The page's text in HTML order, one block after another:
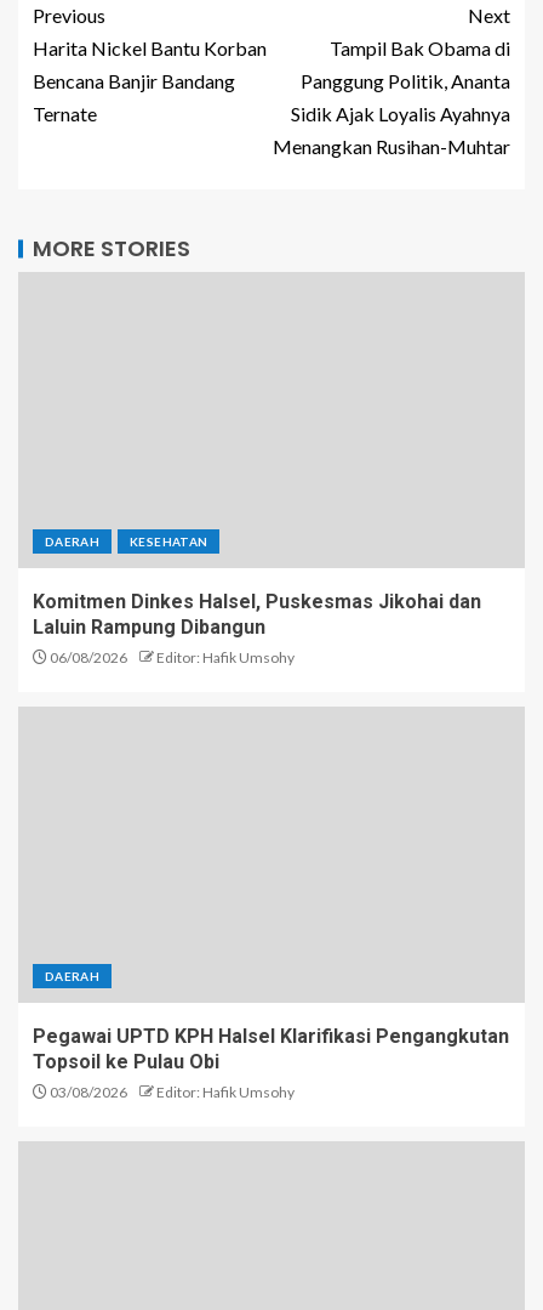
Previous
Harita Nickel Bantu Korban
Bencana Banjir Bandang
Ternate
Next
Tampil Bak Obama di
Panggung Politik, Ananta
Sidik Ajak Loyalis Ayahnya
Menangkan Rusihan-Muhtar
MORE STORIES
DAERAH KESEHATAN
Komitmen Dinkes Halsel, Puskesmas Jikohai dan
Laluin Rampung Dibangun
06/08/2026 Editor: Hafik Umsohy
DAERAH
Pegawai UPTD KPH Halsel Klarifikasi Pengangkutan
Topsoil ke Pulau Obi
03/08/2026 Editor: Hafik Umsohy